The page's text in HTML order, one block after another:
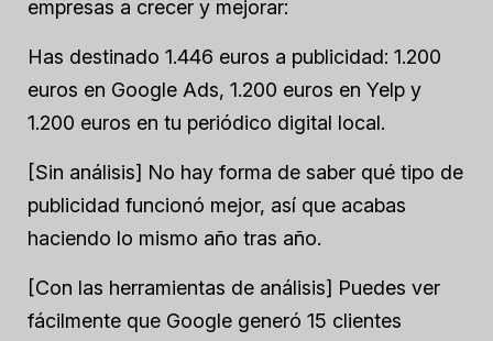
empresas a crecer y mejorar:
Has destinado 1.446 euros a publicidad: 1.200
euros en Google Ads, 1.200 euros en Yelp y
1.200 euros en tu periódico digital local.
[Sin análisis] No hay forma de saber qué tipo de
publicidad funcionó mejor, así que acabas
haciendo lo mismo año tras año.
[Con las herramientas de análisis] Puedes ver
fácilmente que Google generó 15 clientes